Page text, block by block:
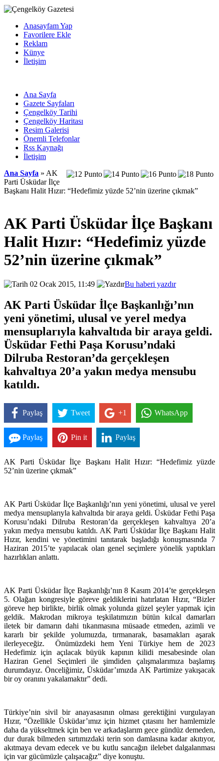
Anasayfam Yap
Favorilere Ekle
Reklam
Künye
İletişim
Ana Sayfa
Gazete Sayfaları
Çengelköy Tarihi
Çengelköy Haritası
Resim Galerisi
Önemli Telefonlar
Rss Kaynağı
İletişim
Ana Sayfa » AK
Parti Üsküdar İlçe
Başkanı Halit Hızır: “Hedefimiz yüzde 52’nin üzerine çıkmak”
AK Parti Üsküdar İlçe Başkanı
Halit Hızır: “Hedefimiz yüzde
52’nin üzerine çıkmak”
02 Ocak 2015, 11:49 Bu haberi yazdır
AK Parti Üsküdar İlçe Başkanlığı’nın
yeni yönetimi, ulusal ve yerel medya
mensuplarıyla kahvaltıda bir araya geldi.
Üsküdar Fethi Paşa Korusu’ndaki
Dilruba Restoran’da gerçekleşen
kahvaltıya 20’a yakın medya mensubu
katıldı.
Paylaş Tweet +1 WhatsApp
Paylaş Pin it Paylaş
AK Parti Üsküdar İlçe Başkanı Halit Hızır: “Hedefimiz yüzde
52’nin üzerine çıkmak”
AK Parti Üsküdar İlçe Başkanlığı’nın yeni yönetimi, ulusal ve yerel
medya mensuplarıyla kahvaltıda bir araya geldi. Üsküdar Fethi Paşa
Korusu’ndaki Dilruba Restoran’da gerçekleşen kahvaltıya 20’a
yakın medya mensubu katıldı. AK Parti Üsküdar İlçe Başkanı Halit
Hızır, kendini ve yönetimini tanıtarak başladığı konuşmasında 7
Haziran 2015’te yapılacak olan genel seçimlere yönelik yaptıkları
hazırlıkları anlattı.
AK Parti Üsküdar İlçe Başkanlığı’nın 8 Kasım 2014’te gerçekleşen
5. Olağan kongresiyle göreve geldiklerini hatırlatan Hızır, “Bizler
göreve hep birlikte, birlik olmak yolunda güzel şeyler yapmak için
geldik. Makrodan mikroya teşkilatımızın bütün kılcal damarları
iletek bir damarın dahi tıkanmasına müsaade etmeden, azimli ve
kararlı bir şekilde yolumuzda, tırmanarak, basamakları aşarak
ilerleyeceğiz. Önümüzdeki hem Yeni Türkiye hem de 2023
Hedefimiz için açılacak büyük kapının kilidi mesabesinde olan
Haziran Genel Seçimleri ile şimdiden çalışmalarımıza başlamış
durumdayız.Önceliğimiz, Üsküdar’ımızda AK Partimize yakışacak
bir oy oranını yakalamaktır” dedi.
Türkiye’nin sivil bir anayasasının olması gerektiğini vurgulayan
Hızır, “Özellikle Üsküdar’ımız için hizmet çıtasını her hamlemizle
daha da yükseltmek için ben ve arkadaşlarım gece gündüz demeden,
dur durak bilmeden sırtımızdaki terin son damlasına kadar akıtıyor,
akıtmaya devam edecek ve bu kutlu sancağın ilelebet dalgalanması
için var gücümüzle çalışacağız” diye konuştu.